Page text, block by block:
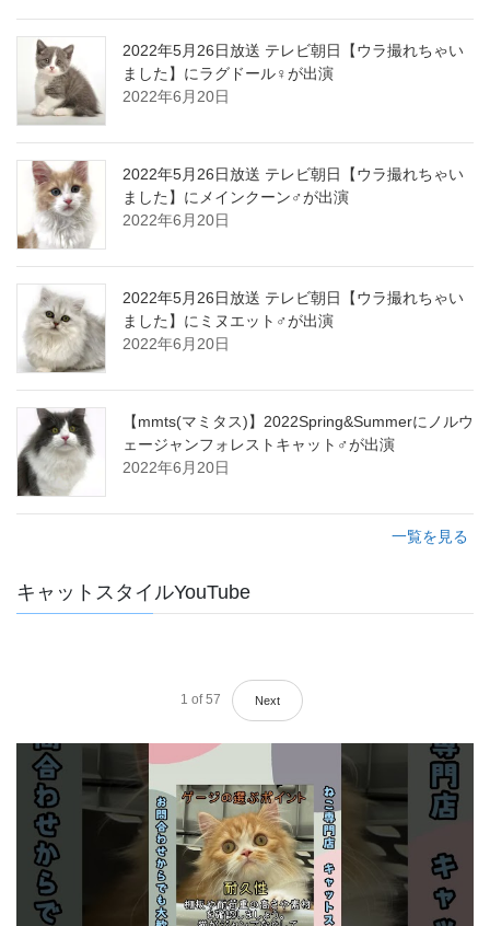
2022年5月26日放送 テレビ朝日【ウラ撮れちゃい
ました】にラグドール♀が出演
2022年6月20日
2022年5月26日放送 テレビ朝日【ウラ撮れちゃい
ました】にメインクーン♂が出演
2022年6月20日
2022年5月26日放送 テレビ朝日【ウラ撮れちゃい
ました】にミヌエット♂が出演
2022年6月20日
【mmts(マミタス)】2022Spring&Summerにノルウ
ェージャンフォレストキャット♂が出演
2022年6月20日
一覧を見る
キャットスタイルYouTube
1 of 57 Next